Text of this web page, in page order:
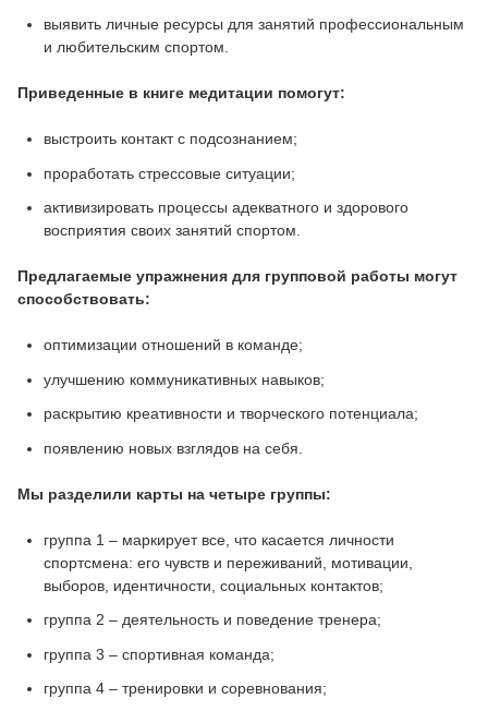
выявить личные ресурсы для занятий профессиональным
и любительским спортом.
Приведенные в книге медитации помогут:
выстроить контакт с подсознанием;
проработать стрессовые ситуации;
активизировать процессы адекватного и здорового
восприятия своих занятий спортом.
Предлагаемые упражнения для групповой работы могут
способствовать:
оптимизации отношений в команде;
улучшению коммуникативных навыков;
раскрытию креативности и творческого потенциала;
появлению новых взглядов на себя.
Мы разделили карты на четыре группы:
группа 1 – маркирует все, что касается личности
спортсмена: его чувств и переживаний, мотивации,
выборов, идентичности, социальных контактов;
группа 2 – деятельность и поведение тренера;
группа 3 – спортивная команда;
группа 4 – тренировки и соревнования;